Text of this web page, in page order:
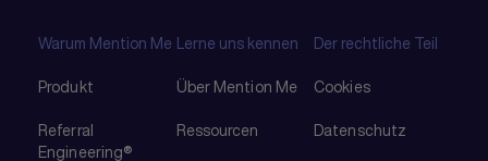
Warum Mention Me
Produkt
Referral
Engineering®
Lerne uns kennen
Über Mention Me
Ressourcen
Der rechtliche Teil
Cookies
Datenschutz